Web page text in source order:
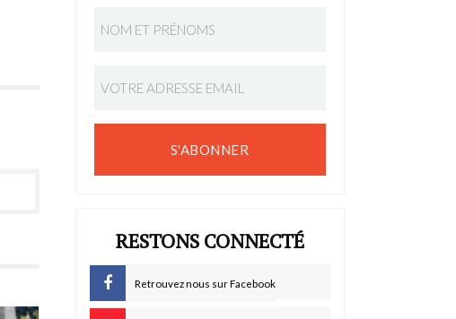
S'ABONNER
RESTONS CONNECTÉ
Retrouvez nous sur Facebook